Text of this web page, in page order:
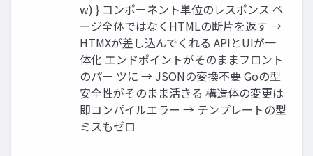
w) } コンポーネント単位のレスポンス ペ
ージ全体ではなくHTMLの断片を返す →
HTMXが差し込んでくれる APIとUIが一
体化 エンドポイントがそのままフロント
のパー ツに → JSONの変換不要 Goの型
安全性がそのまま活きる 構造体の変更は
即コンパイルエラー → テンプレートの型
ミスもゼロ